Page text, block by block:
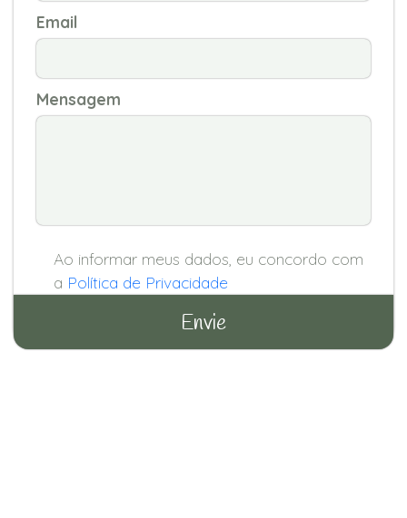
Email
Mensagem
Ao informar meus dados, eu concordo com
a Política de Privacidade